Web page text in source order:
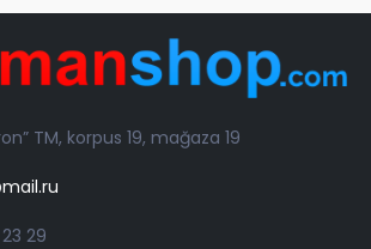
TM, korpus 19, mağaza 19
29